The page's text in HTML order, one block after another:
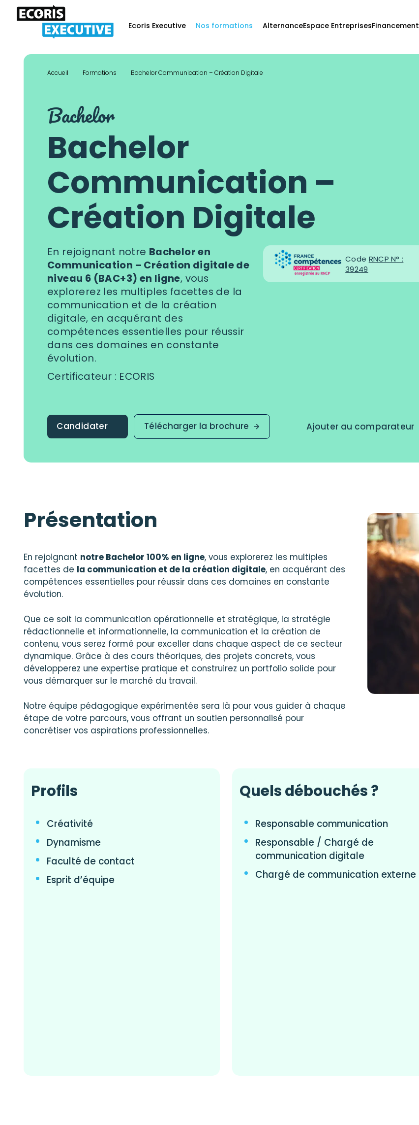
Skip
Ecoris Executive Nos formations AlternanceEspace EntreprisesFinancement
Accueil Formations Bachelor Communication – Création Digitale
Bachelor
Bachelor
Communication –
Création Digitale
En rejoignant notre Bachelor en
Communication – Création digitale de
niveau 6 (BAC+3) en ligne, vous
explorerez les multiples facettes de la
communication et de la création
digitale, en acquérant des
compétences essentielles pour réussir
dans ces domaines en constante
évolution.
Certificateur : ECORIS
Code RNCP N° :
39249
Candidater Télécharger la brochure Ajouter au comparateur
Présentation
En rejoignant notre Bachelor 100% en ligne, vous explorerez les multiples
facettes de la communication et de la création digitale, en acquérant des
compétences essentielles pour réussir dans ces domaines en constante
évolution.
Que ce soit la communication opérationnelle et stratégique, la stratégie
rédactionnelle et informationnelle, la communication et la création de
contenu, vous serez formé pour exceller dans chaque aspect de ce secteur
dynamique. Grâce à des cours théoriques, des projets concrets, vous
développerez une expertise pratique et construirez un portfolio solide pour
vous démarquer sur le marché du travail.
Notre équipe pédagogique expérimentée sera là pour vous guider à chaque
étape de votre parcours, vous offrant un soutien personnalisé pour
concrétiser vos aspirations professionnelles.
Profils
Créativité
Dynamisme
Faculté de contact
Esprit d’équipe
Quels débouchés ?
Responsable communication
Responsable / Chargé de
communication digitale
Chargé de communication externe